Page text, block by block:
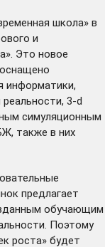
школа» в
и
Это новое
информатики,
3-d
симуляционным
также в них
предлагает
обучающим
Поэтому
роста» будет